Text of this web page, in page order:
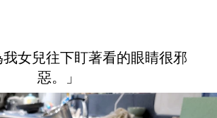
女兒往下盯著看的眼睛很邪
惡。」